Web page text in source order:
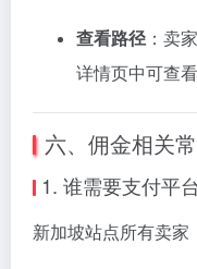
查看路径： 卖家
详情页中可查看
六、 佣金相关
1. 谁需要支付平台
新加坡站点所有卖家